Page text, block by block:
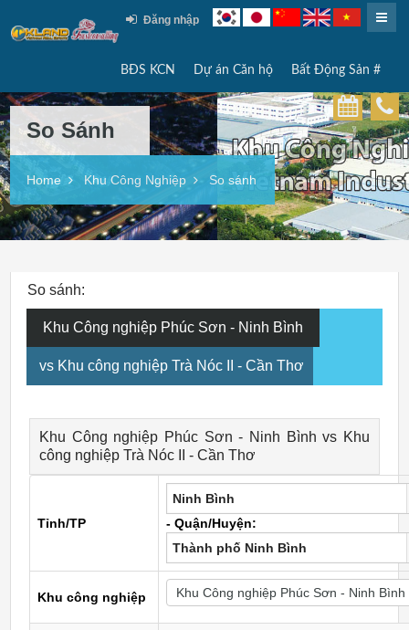
Đăng nhập
BĐS KCN Dự án Căn hộ Bất Động Sản #
So Sánh
Home Khu Công Nghiệp So sánh
So sánh:
Khu Công nghiệp Phúc Sơn - Ninh Bình
vs Khu công nghiệp Trà Nóc II - Cần Thơ
Khu Công nghiệp Phúc Sơn - Ninh Bình vs Khu
công nghiệp Trà Nóc II - Cần Thơ
Tỉnh/TP
Ninh Bình
- Quận/Huyện:
Thành phố Ninh Bình
Khu công nghiệp